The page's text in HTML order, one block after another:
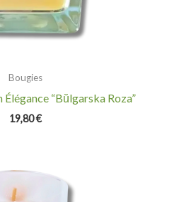
Bougies
“Bŭlgarska Roza”
19,80€